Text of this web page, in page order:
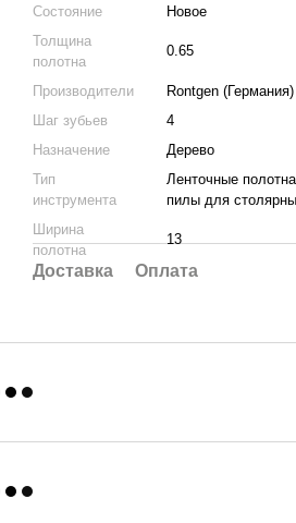
Состояние
Новое
Толщина
полотна
0.65
Производители
Rontgen (Германия)
Шаг зубьев
4
Назначение
Дерево
Тип
инструмента
Ленточные
пилы для
Ширина
полотна
13
Доставка Оплата